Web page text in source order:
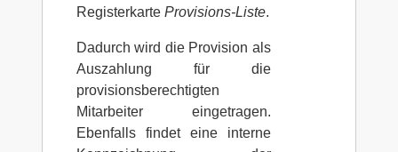
Registerkarte Provisions-Liste.
Dadurch wird die Provision als
Auszahlung für die
provisionsberechtigten
Mitarbeiter eingetragen.
Ebenfalls findet eine interne